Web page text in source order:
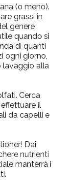
(o meno).
grassi in
genere
quando si
di quanti
ogni giorno,
lavaggio alla
Cerca
il
da capelli e
Dai
nutrienti
manterrà i